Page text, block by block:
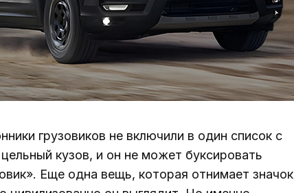
грузовиков не включили в один список с
кузов, и он не может буксировать
Еще одна вещь, которая отнимает значок